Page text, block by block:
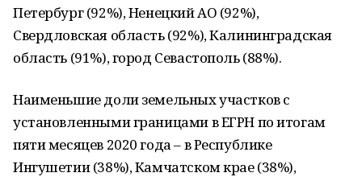
Петербург (92%), Ненецкий АО (92%),
Свердловская область (92%), Калининградская
область (91%), город Севастополь (88%).
Наименьшие доли земельных участков с
установленными границами в ЕГРН по итогам
пяти месяцев 2020 года – в Республике
Ингушетии (38%), Камчатском крае (38%),